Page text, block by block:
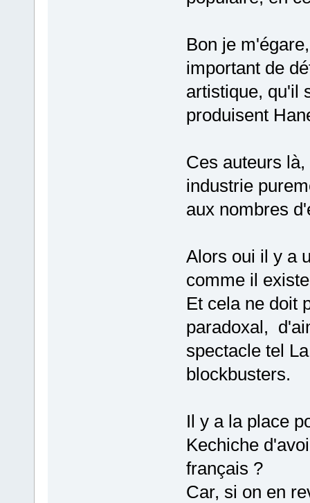
Bon je
important de
artistique, qu'il
produisent
Ces auteurs
industrie
aux nombres
Alors oui il y a
comme il
Et cela ne doit
paradoxal,
spectacle tel
blockbusters.
Il y a la place
Kechiche
français ?
Car, si on en